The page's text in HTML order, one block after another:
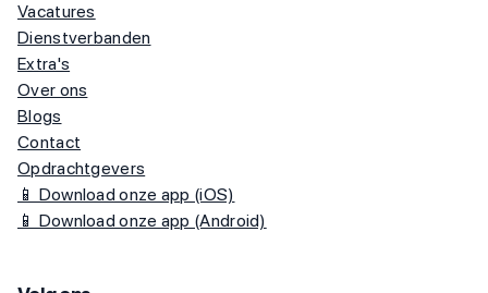
Vacatures
Dienstverbanden
Extra's
Over ons
Blogs
Contact
Opdrachtgevers
📱 Download onze app (iOS)
📱 Download onze app (Android)